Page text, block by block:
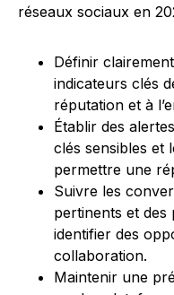
réseaux sociaux en
Définir
indicateurs clés
réputation et à
Établir des
clés sensibles et
permettre une
Suivre les
pertinents et
identifier des
collaboration.
Maintenir une